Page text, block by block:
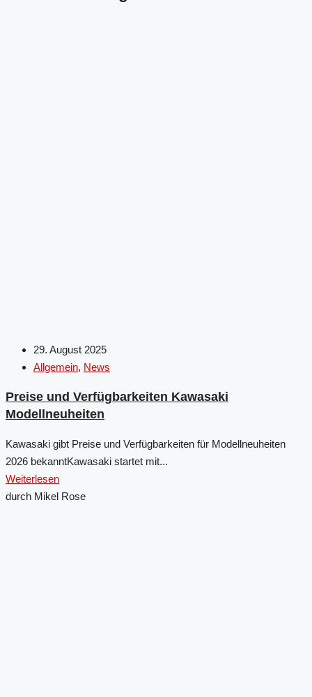
29. August 2025
Allgemein, News
Preise und Verfügbarkeiten Kawasaki
Modellneuheiten
Kawasaki gibt Preise und Verfügbarkeiten für Modellneuheiten
2026 bekanntKawasaki startet mit...
Weiterlesen
durch Mikel Rose